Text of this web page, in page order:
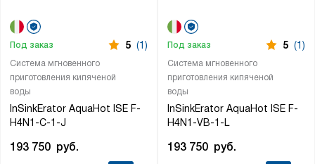
Система мгновенного
приготовления кипяченой
воды
InSinkErator AquaHot ISE F-
H4N1-C-1-J
Под заказ 5 (1)
193 750 руб.
Система мгновенного
приготовления кипяченой
воды
InSinkErator AquaHot ISE F-
H4N1-VB-1-L
Под заказ 5 (1)
193 750 руб.